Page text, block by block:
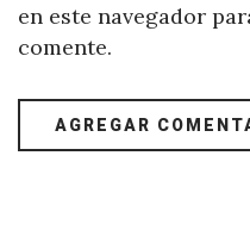
en este navegador
comente.